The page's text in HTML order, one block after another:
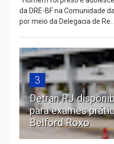
da DRE-BF na Comunidade
por meio da Delegacia de Re...
3
Detran RJ
para exames
Belford Roxo